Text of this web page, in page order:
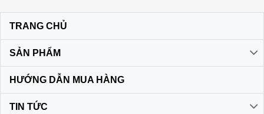
TRANG CHỦ
SẢN PHẨM
HƯỚNG DẪN MUA HÀNG
TIN TỨC